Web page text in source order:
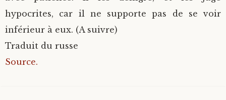
hypocrites, car il ne supporte pas de se voir
inférieur à eux. (A suivre)
Traduit du russe
Source.